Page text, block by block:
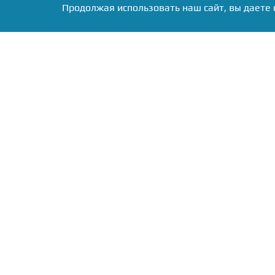
Продолжая использовать наш сайт, вы даете